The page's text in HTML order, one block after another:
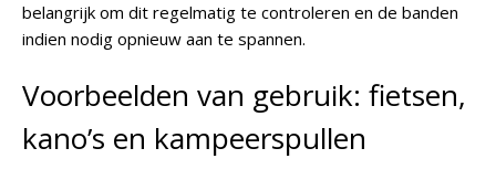
belangrijk om dit regelmatig te controleren en de banden
indien nodig opnieuw aan te spannen.
Voorbeelden van gebruik: fietsen,
kano’s en kampeerspullen